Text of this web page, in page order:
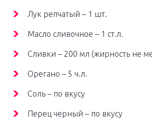
Лук репчатый – 1 шт.
Масло сливочное – 1 ст.л.
Сливки – 200 мл (жирность не
Орегано – 5 ч.л.
Соль – по вкусу
Перец черный – по вкусу